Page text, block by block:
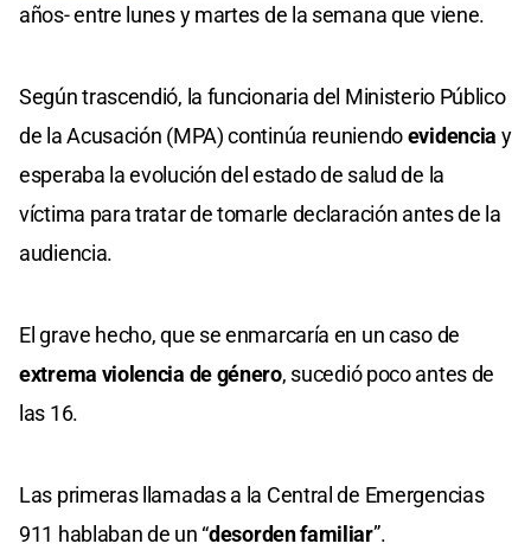
años- entre lunes y martes de la semana que viene.
Según trascendió, la funcionaria del Ministerio Público
de la Acusación (MPA) continúa reuniendoevidencia y
esperaba la evolución del estado de salud de la
víctima para tratar de tomarle declaración antes de la
audiencia.
El grave hecho, que se enmarcaría en un caso de
extrema violencia de género, sucedió poco antes de
las 16.
Las primeras llamadas a la Central de Emergencias
911 hablaban de un “desorden familiar”.